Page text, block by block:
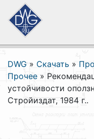
DWG » Скачать »
Прочее »
устойчивости
Стройиздат, 1984 г..